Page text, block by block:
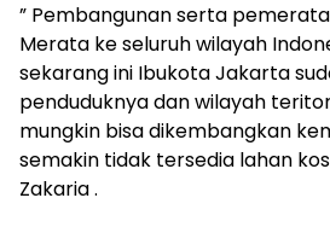
” Pembangunan serta
Merata ke seluruh wilayah
sekarang ini Ibukota Jakarta
penduduknya dan wilayah
mungkin bisa dikembangkan
semakin tidak tersedia lahan
Zakaria .